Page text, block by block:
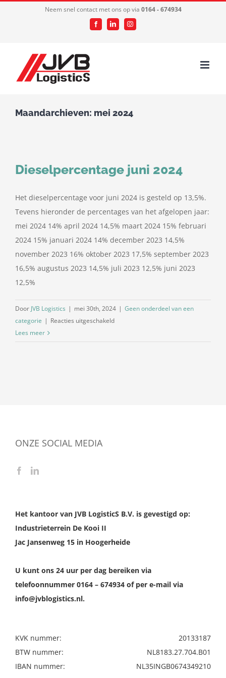
Neem snel contact met ons op via 0164 - 674934
FacebookLinkedInInstagram
Maandarchieven: mei 2024
Dieselpercentage juni 2024
Het dieselpercentage voor juni 2024 is gesteld op 13,5%.
Tevens hieronder de percentages van het afgelopen jaar:
mei 2024 14% april 2024 14,5% maart 2024 15% februari
2024 15% januari 2024 14% december 2023 14,5%
november 2023 16% oktober 2023 17,5% september 2023
16,5% augustus 2023 14,5% juli 2023 12,5% juni 2023
12,5%
Door JVB Logistics | mei 30th, 2024 | Geen onderdeel van een
categorie | Reacties uitgeschakeldvoor
Lees meer
ONZE SOCIAL MEDIA
Het kantoor van JVB LogisticS B.V. is gevestigd op:
Industrieterrein De Kooi II
Jac Jansenweg 15 in Hoogerheide
U kunt ons 24 uur per dag bereiken via
telefoonnummer 0164 – 674934 of per e-mail via
info@jvblogistics.nl.
KVK nummer:
20133187
BTW nummer:
NL8183.27.704.B01
IBAN nummer:
NL35INGB0674349210